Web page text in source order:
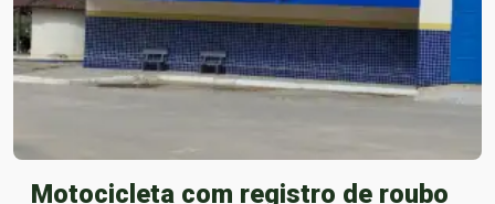
Motocicleta com registro de roubo